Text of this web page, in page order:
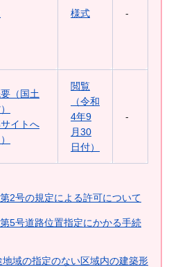
様式 -
（国土
サイトへ
閲覧
（令和
4年9
月30
日付）
-
2号の規定による許可について
5号道路位置指定にかかる手続
域の指定のない区域内の建築形